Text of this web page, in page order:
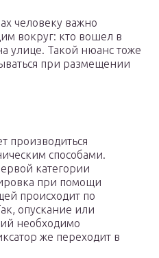
человеку важно
вокруг: кто вошел в
улице. Такой нюанс тоже
при размещении
производиться
способами.
категории
при помощи
происходит по
опускание или
необходимо
же переходит в